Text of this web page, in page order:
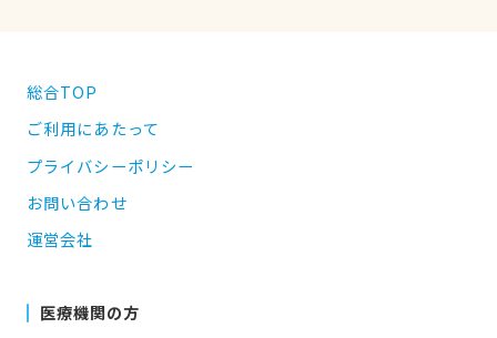
総合TOP
ご利用にあたって
プライバシーポリシー
お問い合わせ
運営会社
医療機関の方